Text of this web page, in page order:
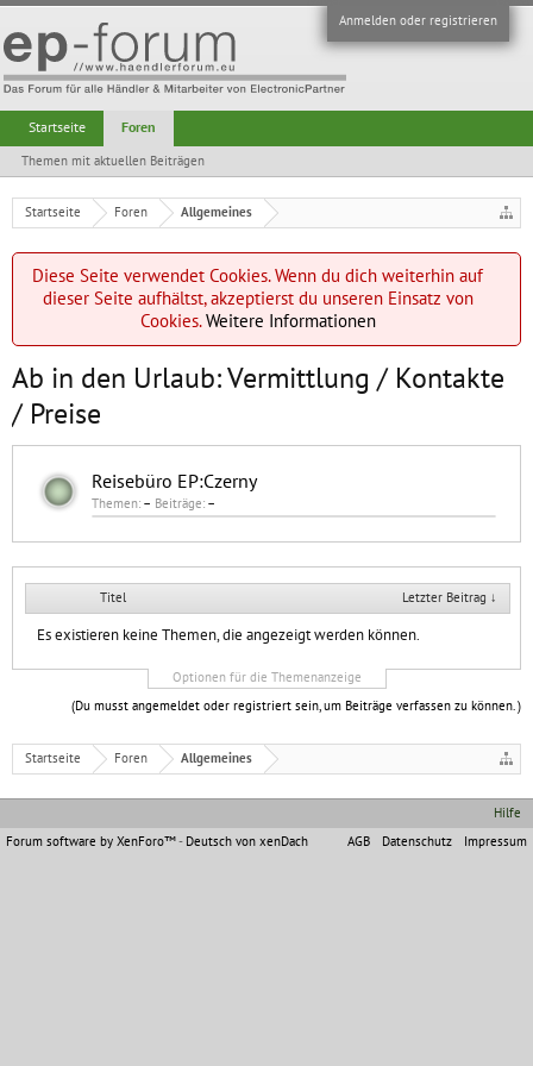
Anmelden oder registrieren
Startseite Foren Allgemeines
Diese Seite verwendet Cookies. Wenn du dich weiterhin auf
dieser Seite aufhältst, akzeptierst du unseren Einsatz von
Cookies.Weitere Informationen
Ab in den Urlaub: Vermittlung / Kontakte
/ Preise
Reisebüro EP:Czerny
Themen: – Beiträge: –
Titel Letzter Beitrag ↓
Es existieren keine Themen, die angezeigt werden können.
Optionen für die Themenanzeige
(Du musst angemeldet oder registriert sein, um Beiträge verfassen zu können. )
Startseite Foren Allgemeines
Startseite Foren
Themen mit aktuellen Beiträgen
Hilfe
AGB
Datenschutz Impressum
Forum software by XenForo™- Deutsch von xenDach